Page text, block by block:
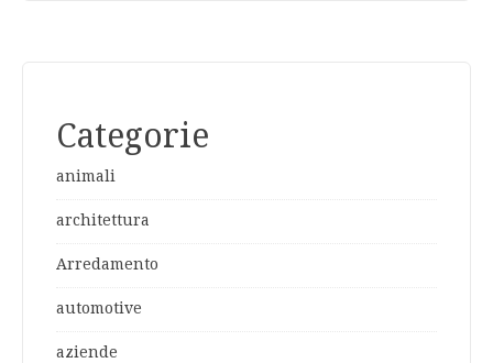
Categorie
animali
architettura
Arredamento
automotive
aziende